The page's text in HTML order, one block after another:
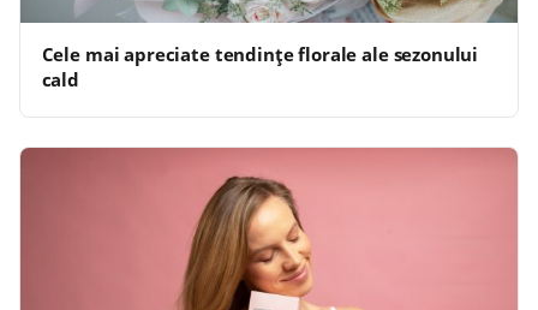
Cele mai apreciate tendințe florale ale sezonului
cald